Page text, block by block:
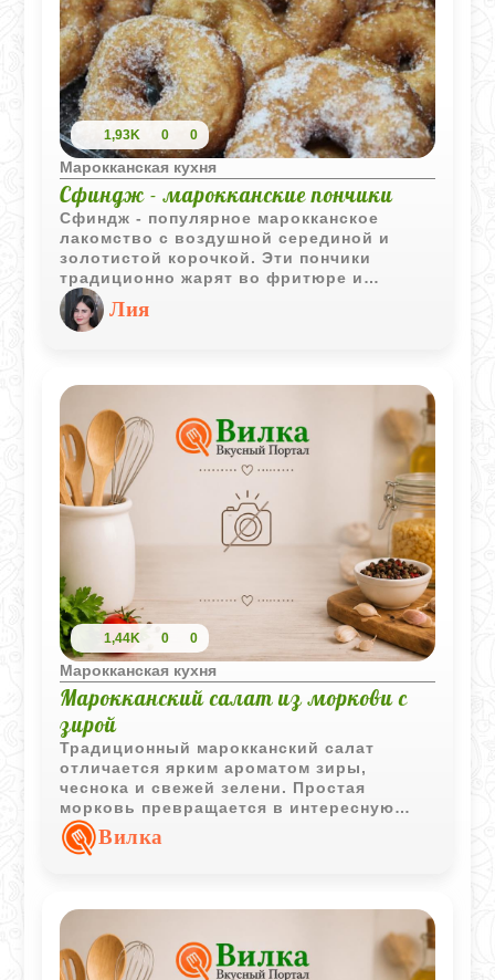
1,93K 0 0
Марокканская кухня
Сфиндж - марокканские пончики
Сфиндж - популярное марокканское
лакомство с воздушной серединой и
золотистой корочкой. Эти пончики
традиционно жарят во фритюре и
подают, обваляв в сахаре, что делает их
отличным угощением к чаю или кофе.
Лия
1,44K 0 0
Марокканская кухня
Марокканский салат из моркови с
зирой
Традиционный марокканский салат
отличается ярким ароматом зиры,
чеснока и свежей зелени. Простая
морковь превращается в интересную
закуску с насыщенным и хорошо
сбалансированным вкусом.
Вилка